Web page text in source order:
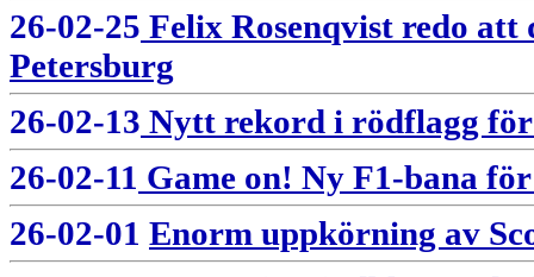
26-02-25 Felix Rosenqvist redo att
Petersburg
26-02-13 Nytt rekord i rödflagg
26-02-11 Game on! Ny F1-bana
26-02-01 Enorm uppkörning av